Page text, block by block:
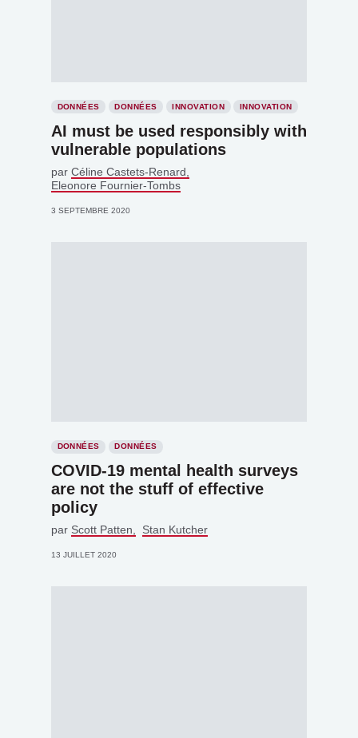
DONNÉES DONNÉES INNOVATION INNOVATION
AI must be used responsibly with
vulnerable populations
par Céline Castets-Renard
Eleonore Fournier-Tombs
3 SEPTEMBRE 2020
DONNÉES DONNÉES
COVID-19 mental health surveys
are not the stuff of effective
policy
par Scott Patten Stan Kutcher
13 JUILLET 2020